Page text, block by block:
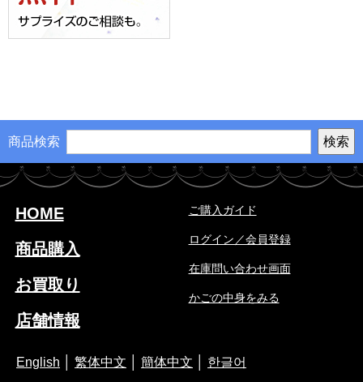
商品検索
HOME
商品購入
お買取り
店舗情報
ご購入ガイド
ログイン／会員登録
在庫問い合わせ画面
かごの中身をみる
English 繁体中文 簡体中文 한글어